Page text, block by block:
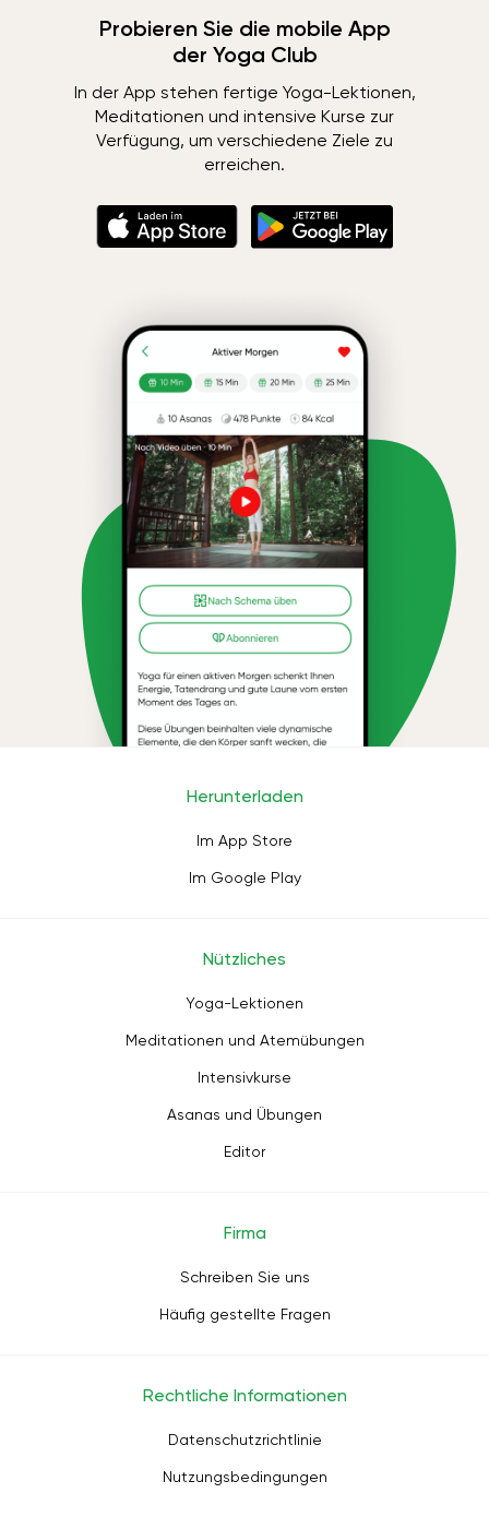
Probieren Sie die mobile App
der Yoga Club
In der App stehen fertige Yoga-Lektionen,
Meditationen und intensive Kurse zur
Verfügung, um verschiedene Ziele zu
erreichen.
Herunterladen
Im App Store
Im Google Play
Nützliches
Yoga-Lektionen
Meditationen und Atemübungen
Intensivkurse
Asanas und Übungen
Editor
Firma
Schreiben Sie uns
Häufig gestellte Fragen
Rechtliche Informationen
Datenschutzrichtlinie
Nutzungsbedingungen